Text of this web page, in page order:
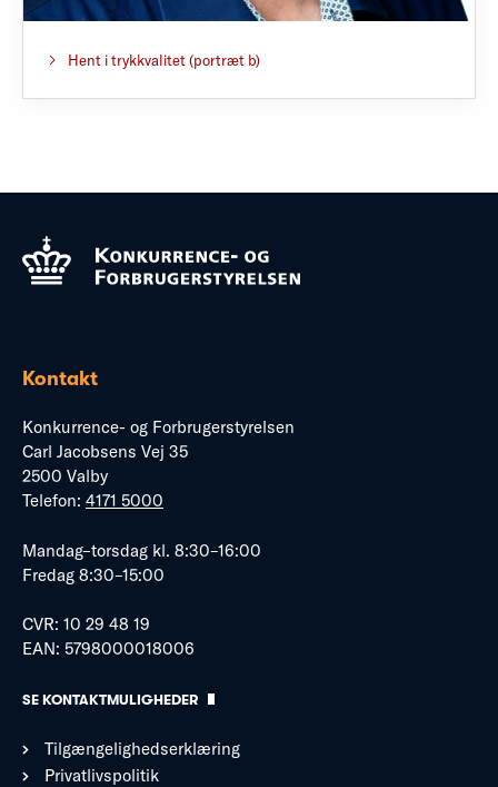
Hent i trykkvalitet (portræt b)
Kontakt
Konkurrence- og Forbrugerstyrelsen
Carl Jacobsens Vej 35
2500 Valby
Telefon: 4171 5000
Mandag–torsdag kl. 8:30–16:00
Fredag 8:30–15:00
CVR: 10 29 48 19
EAN: 5798000018006
SE KONTAKTMULIGHEDER
Tilgængelighedserklæring
Privatlivspolitik